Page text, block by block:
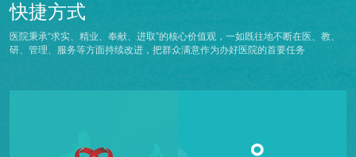
快捷方式
医院秉承“求实、精业、奉献、进取”的核心价值观，一如既往地不断在医、教、
研、管理、服务等方面持续改进，把群众满意作为办好医院的首要任务